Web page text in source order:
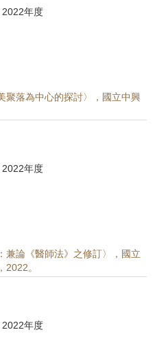
年度
聚落為中心的探討〉，國立中興
年度
兼論《醫師法》之修訂〉，國立
。
年度